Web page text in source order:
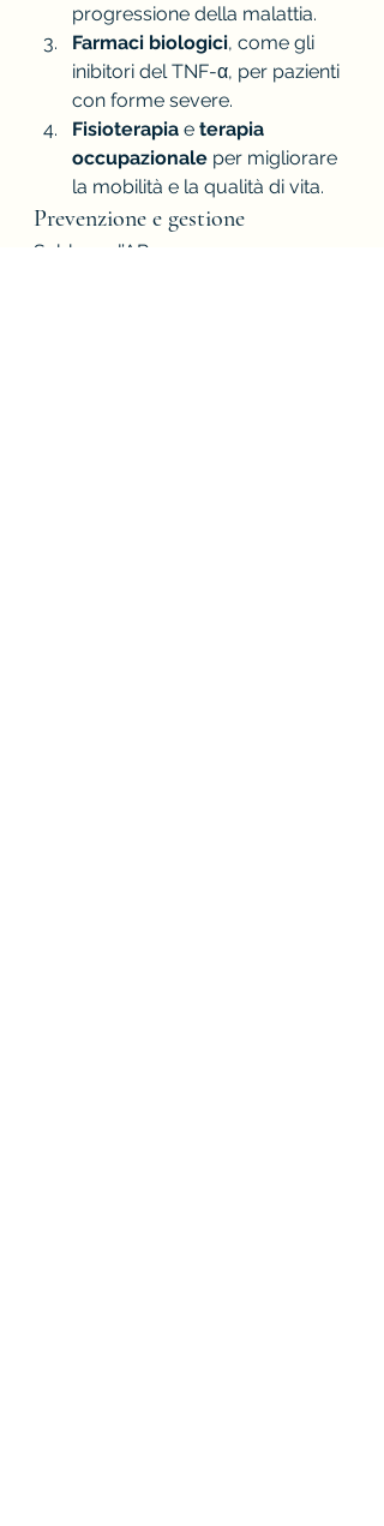
progressione della malattia.
Farmaci biologici, come gli
inibitori del TNF-α, per pazienti
con forme severe.
Fisioterapia e terapia
occupazionale per migliorare
la mobilità e la qualità di vita.
Prevenzione e gestione
Sebbene l’AR non possa essere